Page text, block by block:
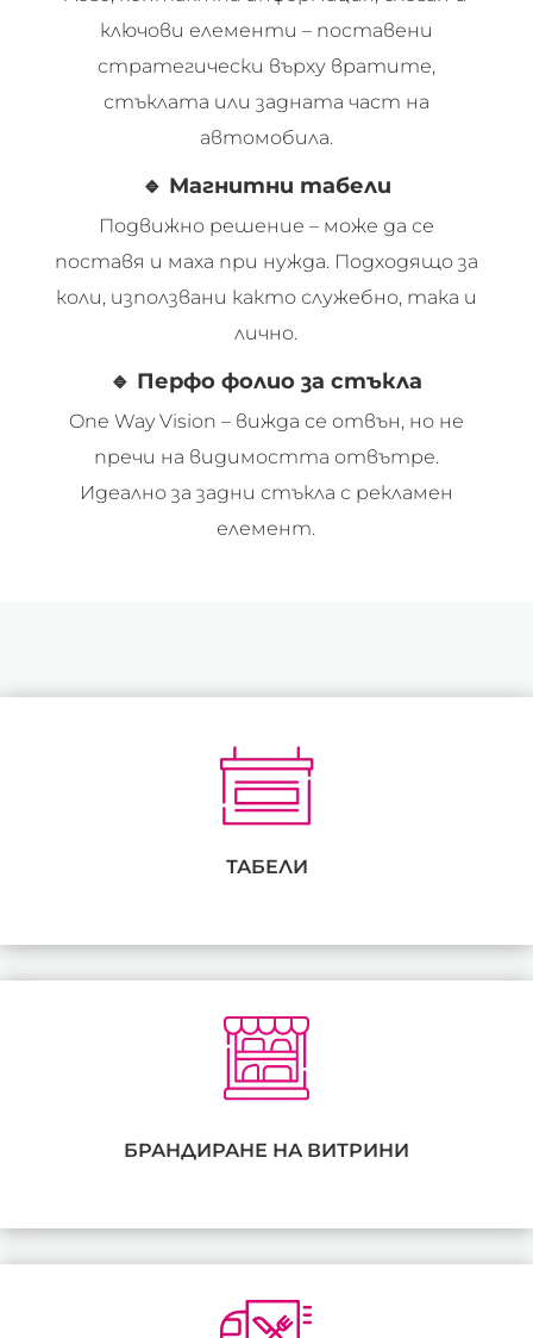
ключови елементи – поставени
стратегически върху вратите,
стъклата или задната част на
автомобила.
🔹 Магнитни табели
Подвижно решение – може да се
поставя и маха при нужда. Подходящо за
коли, използвани както служебно, така и
лично.
🔹 Перфо фолио за стъкла
One Way Vision – вижда се отвън, но не
пречи на видимостта отвътре.
Идеално за задни стъкла с рекламен
елемент.
ТАБЕЛИ
БРАНДИРАНЕ НА ВИТРИНИ